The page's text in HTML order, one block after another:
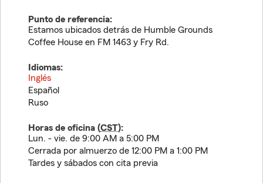
Punto de referencia:
Estamos ubicados detrás de Humble Grounds
Coffee House en FM 1463 y Fry Rd.
Idiomas:
Inglés
Español
Ruso
Horas de oficina (CST):
Lun. - vie. de 9:00 AM a 5:00 PM
Cerrada por almuerzo de 12:00 PM a 1:00 PM
Tardes y sábados con cita previa